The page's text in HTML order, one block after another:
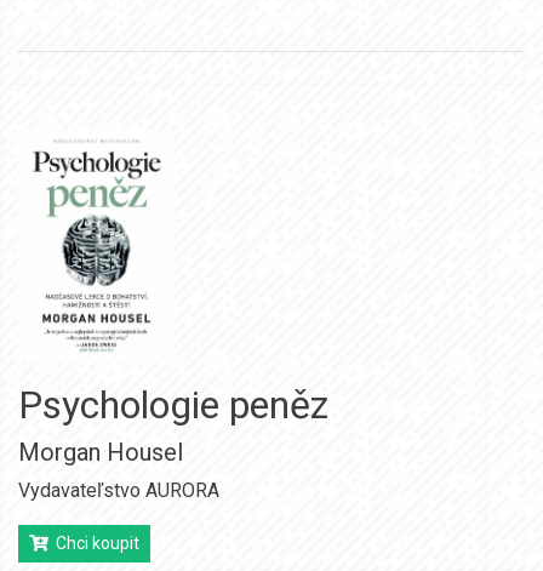
Psychologie peněz
Morgan Housel
Vydavateľstvo AURORA
Chci koupit